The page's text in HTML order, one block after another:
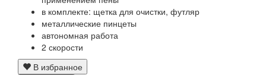
в комплекте: щетка для очистки, футляр
металлические пинцеты
автономная работа
2 скорости
В избранное